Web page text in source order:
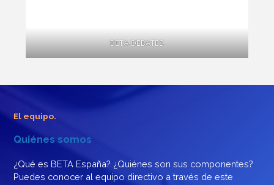
BETA-DEBATES
El equipo.
Quiénes somos
¿Qué es BETA España? ¿Quiénes son sus componentes?
Puedes conocer al equipo directivo a través de este